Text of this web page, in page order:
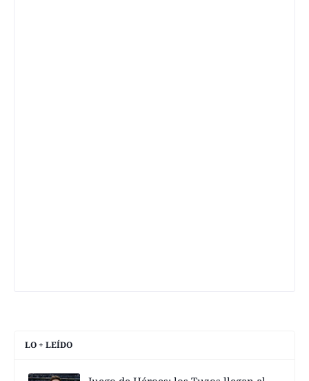
LO + LEÍDO